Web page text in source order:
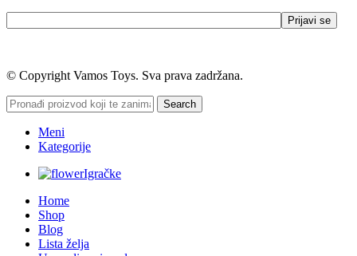
© Copyright Vamos Toys. Sva prava zadržana.
Search
Meni
Kategorije
Igračke
Home
Shop
Blog
Lista želja